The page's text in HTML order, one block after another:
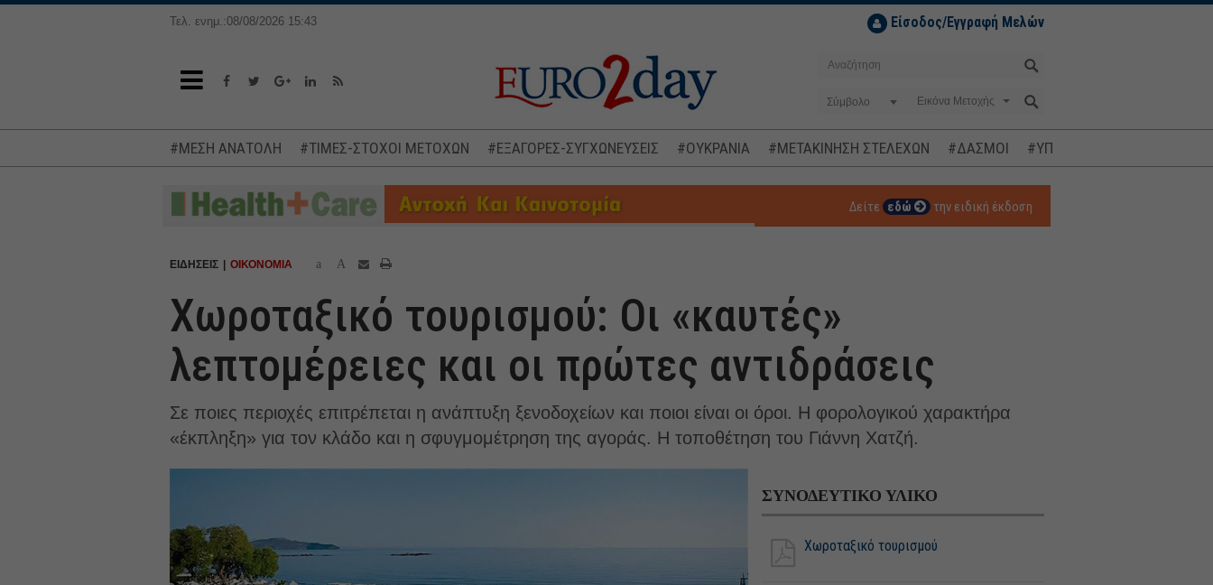
Τελ. ενημ.:08/08/2026 15:43 Είσοδος/Εγγραφή Μελών
Σύμβολο
#ΜΕΣΗ ΑΝΑΤΟΛΗ #ΤΙΜΕΣ-ΣΤΟΧΟΙ ΜΕΤΟΧΩΝ #ΕΞΑΓΟΡΕΣ-ΣΥΓΧΩΝΕΥΣΕΙΣ #ΟΥΚΡΑΝΙΑ #ΜΕΤΑΚΙΝΗΣΗ ΣΤΕΛΕΧΩΝ #ΔΑΣΜΟΙ #ΥΠΟΚΛΟΠΕΣ
Δείτε εδώ την ειδική έκδοση
ΕΙΔΗΣΕΙΣ ΟΙΚΟΝΟΜΙΑ a A
Χωροταξικό τουρισμού: Οι «καυτές»
λεπτομέρειες και οι πρώτες αντιδράσεις
Σε ποιες περιοχές επιτρέπεται η ανάπτυξη ξενοδοχείων και ποιοι είναι οι όροι. Η φορολογικού χαρακτήρα
«έκπληξη» για τον κλάδο και η σφυγμομέτρηση της αγοράς. Η τοποθέτηση του Γιάννη Χατζή.
ΣΥΝΟΔΕΥΤΙΚΟ ΥΛΙΚΟ
Χωροταξικό τουρισμού